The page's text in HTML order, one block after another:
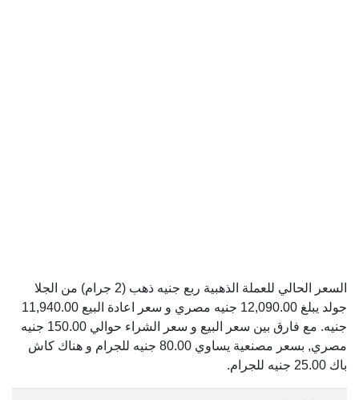
السعر الحالي للعملة الذهبية ربع جنيه ذهب (2 جرام) من الجلا
جولد يبلغ 12,090.00 جنيه مصري و سعر اعادة البيع 11,940.00
جنيه. مع فارق بين سعر البيع و سعر الشراء حوالي 150.00 جنيه
مصري, بسعر مصنعية يساوي 80.00 جنيه للجرام و هناك كاش
باك 25.00 جنيه للجرام.